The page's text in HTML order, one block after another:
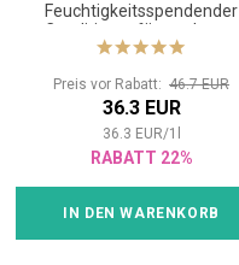
Feuchtigkeitsspendender
Conditioner für trockenes
Haar
Preis vor Rabatt: 46.7 EUR
36.3 EUR
36.3 EUR/1
RABATT 22%
IN DEN WARENKORB